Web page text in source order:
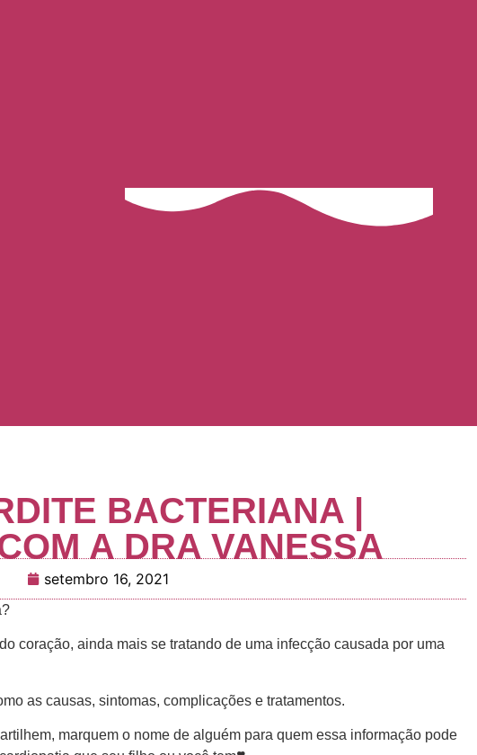
BACTERIANA |
A DRA VANESSA
setembro 16, 2021
coração, ainda mais se tratando de uma infecção causada por uma
as causas, sintomas, complicações e tratamentos.
marquem o nome de alguém para quem essa informação pode